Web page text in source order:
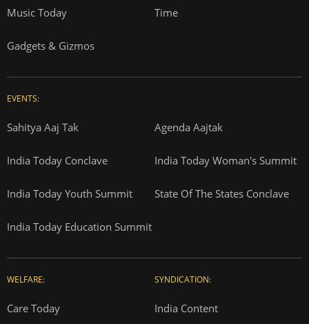
Music Today Time
Gadgets & Gizmos
EVENTS:
Sahitya Aaj Tak Agenda Aajtak
India Today Conclave India Today Woman's Summit
India Today Youth Summit State Of The States Conclave
India Today Education Summit
WELFARE:
Care Today
SYNDICATION:
India Content